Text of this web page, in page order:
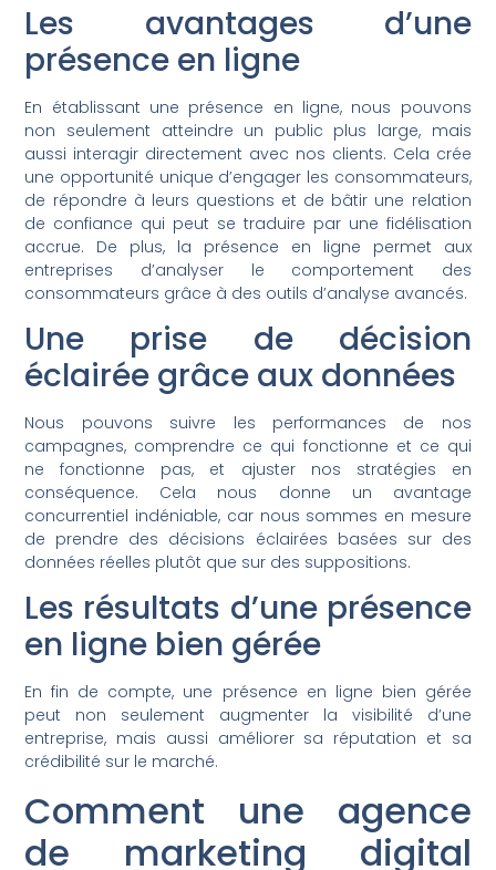
Les avantages d’une
présence en ligne
En établissant une présence en ligne, nous pouvons
non seulement atteindre un public plus large, mais
aussi interagir directement avec nos clients. Cela crée
une opportunité unique d’engager les consommateurs,
de répondre à leurs questions et de bâtir une relation
de confiance qui peut se traduire par une fidélisation
accrue. De plus, la présence en ligne permet aux
entreprises d’analyser le comportement des
consommateurs grâce à des outils d’analyse avancés.
Une prise de décision
éclairée grâce aux données
Nous pouvons suivre les performances de nos
campagnes, comprendre ce qui fonctionne et ce qui
ne fonctionne pas, et ajuster nos stratégies en
conséquence. Cela nous donne un avantage
concurrentiel indéniable, car nous sommes en mesure
de prendre des décisions éclairées basées sur des
données réelles plutôt que sur des suppositions.
Les résultats d’une présence
en ligne bien gérée
En fin de compte, une présence en ligne bien gérée
peut non seulement augmenter la visibilité d’une
entreprise, mais aussi améliorer sa réputation et sa
crédibilité sur le marché.
Comment une agence
de marketing digital